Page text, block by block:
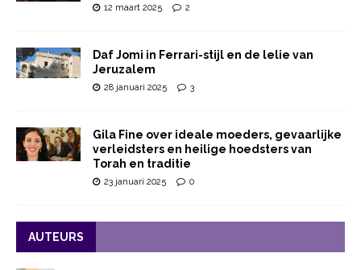
12 maart 2025 2
Daf Jomi in Ferrari-stijl en de lelie van
Jeruzalem
28 januari 2025 3
Gila Fine over ideale moeders, gevaarlijke
verleidsters en heilige hoedsters van
Torah en traditie
23 januari 2025 0
AUTEURS